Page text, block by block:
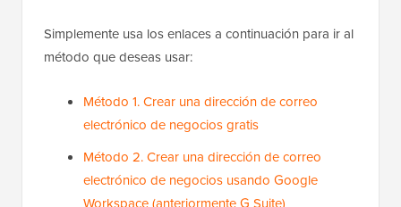
Simplemente usa los enlaces a continuación para ir al
método que deseas usar:
Método 1. Crear una dirección de correo
electrónico de negocios gratis
Método 2. Crear una dirección de correo
electrónico de negocios usando Google
Workspace (anteriormente G Suite)